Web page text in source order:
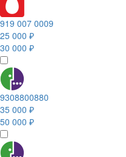
919 007 0009
25 000 ₽
30 000 ₽
9308800880
35 000 ₽
50 000 ₽